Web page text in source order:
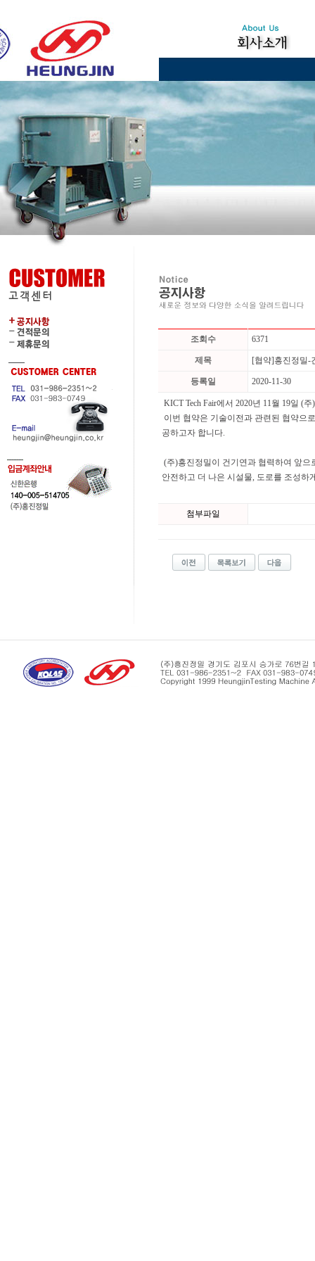
조회수 6371
제목 [협약]흥진정밀-
등록일 2020-11-30
KICT Tech Fair에서 2020년 11월 19일 (
이번 협약은 기술이전과 관련된 협약으
공하고자 합니다.
(주)흥진정밀이 건기연과 협력하여 앞
안전하고 더 나은 시설물, 도로를 조성하
첨부파일